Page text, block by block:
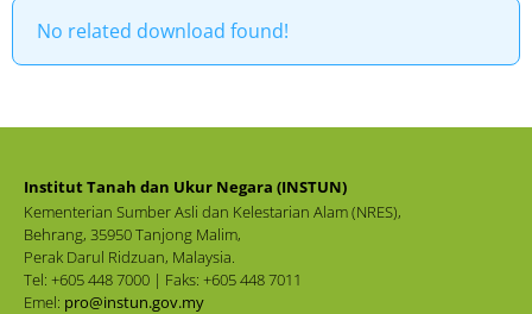
No related download found!
Institut Tanah dan Ukur Negara (INSTUN)
Kementerian Sumber Asli dan Kelestarian Alam (NRES),
Behrang, 35950 Tanjong Malim,
Perak Darul Ridzuan, Malaysia.
Tel: +605 448 7000 | Faks: +605 448 7011
Emel: pro@instun.gov.my